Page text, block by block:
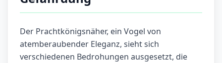
Der Prachtkönigsnäher, ein Vogel von
atemberaubender Eleganz, sieht sich
verschiedenen Bedrohungen ausgesetzt, die